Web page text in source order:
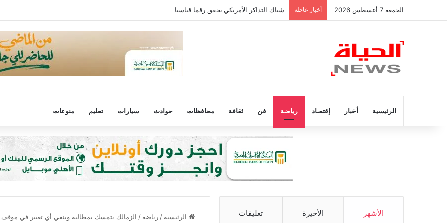
الجمعة 7 أغسطس 2026 أخبار عاجلة شباك التذاكر الأمريكي يحقق رقما قياسيا
الرئيسية أخبار إقتصاد رياضة فن ثقافة محافظات حوادث سيارات تعليم منوعات
الرئيسية / رياضة / الزمالك يتمسك بمطالبه وينفي أي تغيير في موقف الأشهر الأخيرة تعليقات